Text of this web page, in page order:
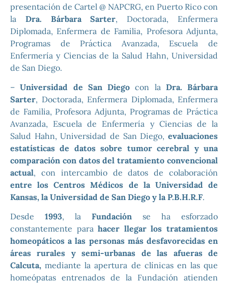
presentación de Cartel @ NAPCRG, en Puerto Rico con
la Dra. Bárbara Sarter, Doctorada, Enfermera
Diplomada, Enfermera de Familia, Profesora Adjunta,
Programas de Práctica Avanzada, Escuela de
Enfermería y Ciencias de la Salud Hahn, Universidad
de San Diego.
–Universidad de San Diego con la Dra. Bárbara
Sarter, Doctorada, Enfermera Diplomada, Enfermera
de Familia, Profesora Adjunta, Programas de Práctica
Avanzada, Escuela de Enfermería y Ciencias de la
Salud Hahn, Universidad de San Diego, evaluaciones
estatísticas de datos sobre tumor cerebral y una
comparación con datos del tratamiento convencional
actual, con intercambio de datos de colaboración
entre los Centros Médicos de la Universidad de
Kansas, la Universidad de San Diego y la P.B.H.R.F.
Desde 1993, la Fundación se ha esforzado
constantemente parahacer llegar los tratamientos
homeopáticos a las personas más desfavorecidas en
áreas rurales y semi-urbanas de las afueras de
Calcuta, mediante la apertura de clínicas en las que
homeópatas entrenados de la Fundación atienden